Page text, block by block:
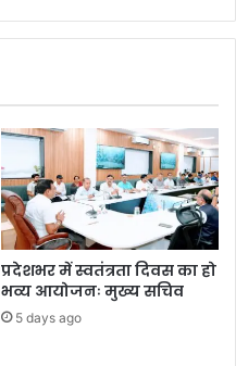
प्रदेशभर में स्वतंत्रता दिवस का हो
भव्य आयोजनः मुख्य सचिव
5 days ago